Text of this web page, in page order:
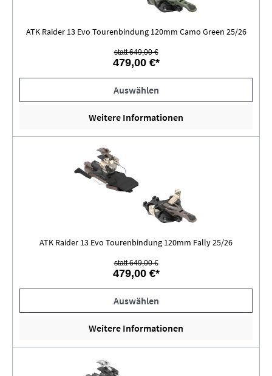
ATK Raider 13 Evo Tourenbindung 120mm Camo Green 25/26
statt 649,00 €
479,00 €*
Auswählen
Weitere Informationen
ATK Raider 13 Evo Tourenbindung 120mm Fally 25/26
statt 649,00 €
479,00 €*
Auswählen
Weitere Informationen